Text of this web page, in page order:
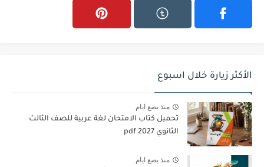
الأكثر زيارة خلال اسبوع
منذ بضع ايام
تحميل كتاب الامتحان لغة عربية للصف الثالث
الثانوي 2027 pdf
منذ بضع ايام